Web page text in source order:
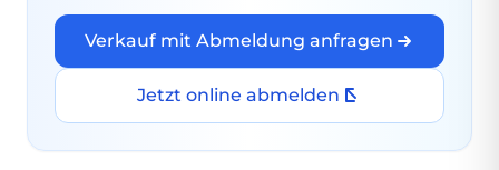
Verkauf mit Abmeldung anfragen
Jetzt online abmelden